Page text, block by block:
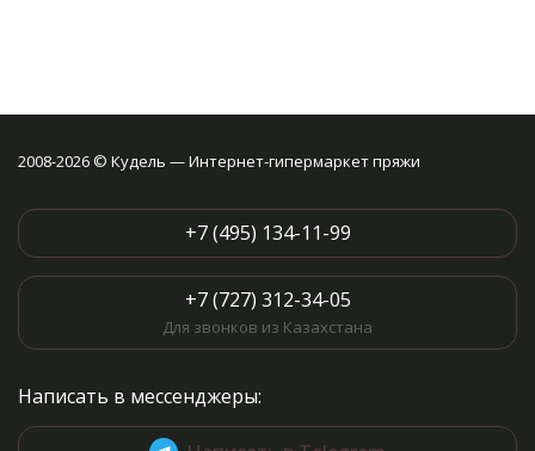
2008-2026 © Кудель — Интернет-гипермаркет пряжи
+7 (495) 134-11-99
+7 (727) 312-34-05
Для звонков из Казахстана
Написать в мессенджеры: